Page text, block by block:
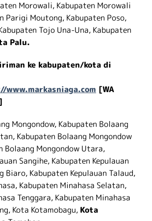
Morowali, Kabupaten Morowali
Parigi Moutong, Kabupaten Poso,
Tojo Una-Una, Kabupaten
Palu.
ke kabupaten/kota di
[WA
Mongondow, Kabupaten Bolaang
Kabupaten Bolaang Mongondow
Bolaang Mongondow Utara,
Sangihe, Kabupaten Kepulauan
Biaro, Kabupaten Kepulauan Talaud,
Kabupaten Minahasa Selatan,
Tenggara, Kabupaten Minahasa
Kota Kotamobagu, Kota